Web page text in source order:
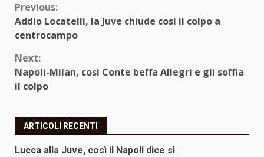
Continue
Reading
Previous:
Addio Locatelli, la Juve chiude così il colpo a
centrocampo
Next:
Napoli-Milan, così Conte beffa Allegri e gli soffia
il colpo
ARTICOLI RECENTI
Lucca alla Juve, così il Napoli dice sì